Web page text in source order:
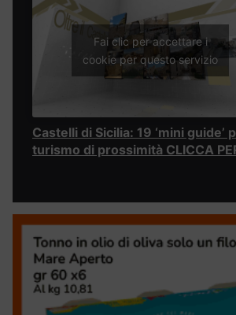
Fai clic per accettare i
cookie per questo servizio
Castelli di Sicilia: 19 ‘mini guide’
turismo di prossimità CLICCA